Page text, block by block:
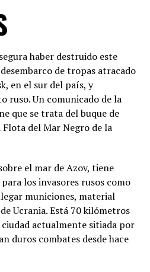
haber destruido este
de tropas atracado
en el sur del país, y
ruso. Un comunicado de la
que se trata del buque de
Flota del Mar Negro de la
el mar de Azov, tiene
los invasores rusos como
municiones, material
Ucrania. Está 70 kilómetros
actualmente sitiada por
duros combates desde hace